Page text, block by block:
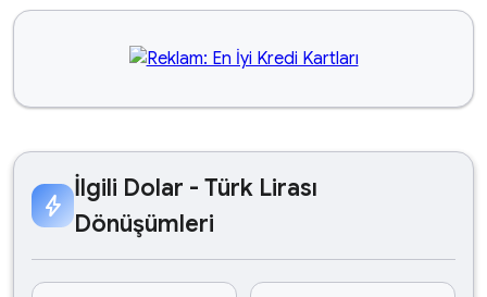
bolt
İlgili Dolar - Türk Lirası
Dönüşümleri